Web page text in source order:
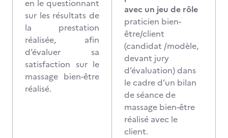
en le questionnant
sur les résultats de
la prestation
réalisée, afin
d’évaluer sa
satisfaction sur le
massage bien-être
réalisé.
avec un jeu de rôle
praticien bien-
être/client
(candidat /modèle,
devant jury
d’évaluation) dans
le cadre d’un bilan
de séance de
massage bien-être
réalisé avec le
client.